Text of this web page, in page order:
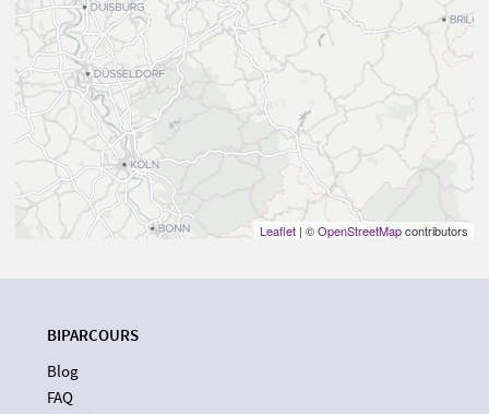
Leaflet | ©OpenStreetMapcontributors
BIPARCOURS
Blog
FAQ